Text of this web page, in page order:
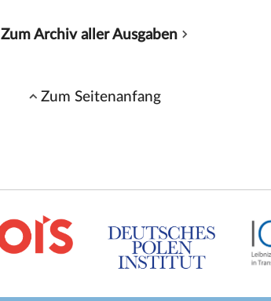
Zum Archiv aller Ausgaben
Zum Seitenanfang